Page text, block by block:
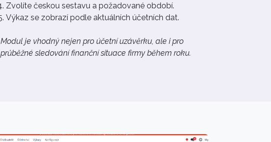
Zvolíte českou sestavu a požadované období.
Výkaz se zobrazí podle aktuálních účetních dat.
Modul je vhodný nejen pro účetní uzávěrku, ale i pro
průběžné sledování finanční situace firmy během roku.